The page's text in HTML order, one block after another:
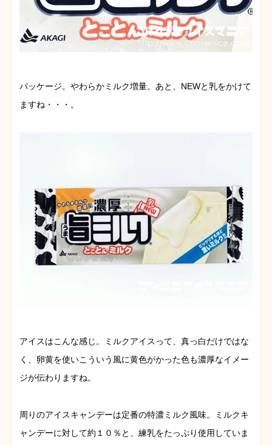
パッケージ。やわらかミルク増量。あと、NEWと乳をかけて
ますね・・・。
アイスはこんな感じ。ミルクアイスって、真っ白だけではな
く、卵黄を使いこういう風に黄色がかった色も濃厚なイメー
ジが伝わりますね。
周りのアイスキャンデーは定番の特濃ミルク風味。ミルクキ
ャンデーに対して約１０％と、練乳をたっぷり使用していま